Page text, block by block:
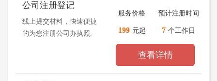
公司注册登记
线上提交材料，快速便捷
的为您注册公司办执照.
服务价格
199 元起
预计注册时间
7 个工作日
查看详情